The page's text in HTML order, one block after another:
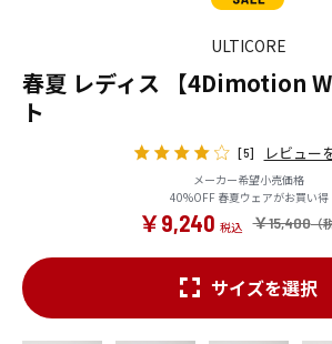
ULTICORE
春夏 レディス 【4Dimotion
ト
[5] レビュー
メーカー希望小売価格
40%OFF 春夏ウェアがお買い得
￥15,400
￥9,240
サイズを選択